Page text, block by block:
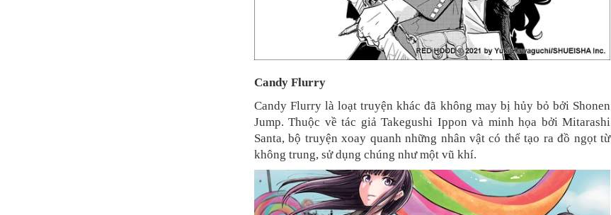
Candy Flurry
Candy Flurry là loạt truyện khác đã không may bị hủy bỏ bởi Shonen
Jump. Thuộc về tác giả Takegushi Ippon và minh họa bởi Mitarashi
Santa, bộ truyện xoay quanh những nhân vật có thể tạo ra đồ ngọt từ
không trung, sử dụng chúng như một vũ khí.